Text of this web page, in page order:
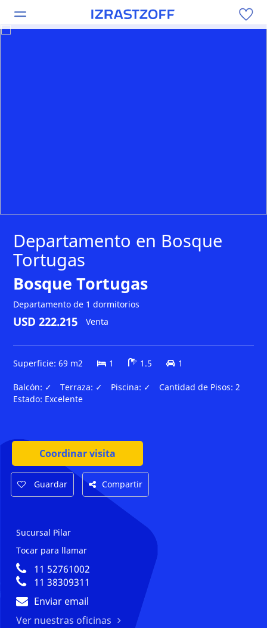
Departamento en Bosque
Tortugas
Bosque Tortugas
Departamento de 1 dormitorios
USD 222.215 Venta
Superficie: 69 m2 1 1.5 1
Balcón: ✓ Terraza: ✓ Piscina: ✓ Cantidad de Pisos:2
Estado: Excelente
Coordinar visita
Guardar Compartir
Sucursal Pilar
Tocar para llamar
11 52761002
11 38309311
Enviar email
Ver nuestras oficinas